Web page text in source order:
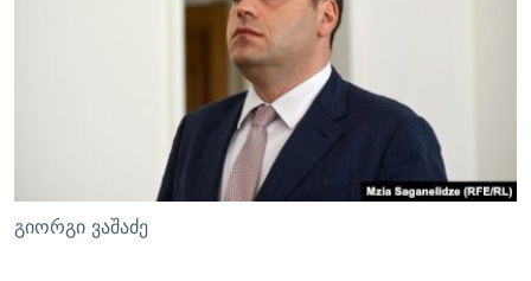
გიორგი ვაშაძე